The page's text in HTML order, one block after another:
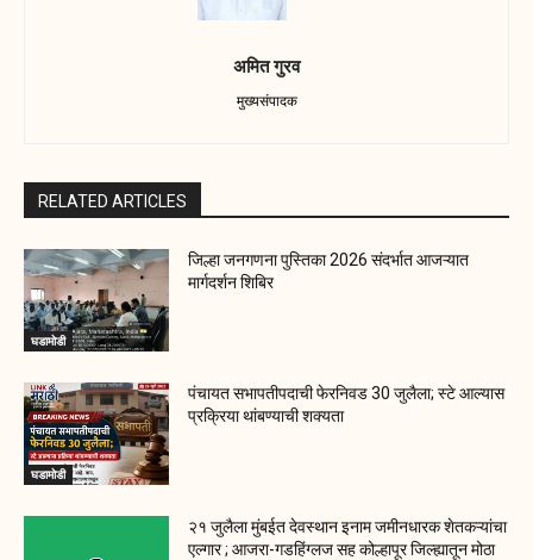
अमित गुरव
मुख्यसंपादक
RELATED ARTICLES
घडामोडी
जिल्हा जनगणना पुस्तिका 2026 संदर्भात आजऱ्यात
मार्गदर्शन शिबिर
घडामोडी
पंचायत सभापतीपदाची फेरनिवड 30 जुलैला; स्टे आल्यास
प्रक्रिया थांबण्याची शक्यता
२१ जुलैला मुंबईत देवस्थान इनाम जमीनधारक शेतकऱ्यांचा
एल्गार ; आजरा-गडहिंग्लज सह कोल्हापूर जिल्ह्यातून मोठा